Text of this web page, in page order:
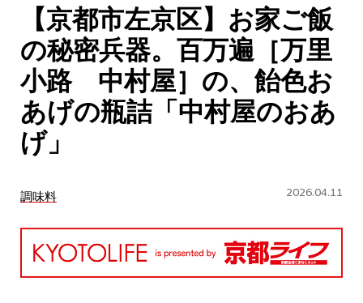
ABOUT US
Instagram
チケットプレゼント応募
MAIN MENU
SERIES
【京都市左京区】お家ご飯
の秘密兵器。百万遍［万里
小路 中村屋］の、飴色お
あげの瓶詰「中村屋のおあ
げ」
調味料 2026.04.11